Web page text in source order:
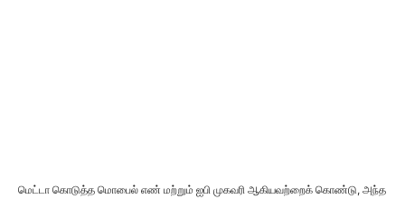
மெட்டா கொடுத்த மொபைல் எண் மற்றும் ஐபி முகவரி ஆகியவற்றைக் கொண்டு, அந்த